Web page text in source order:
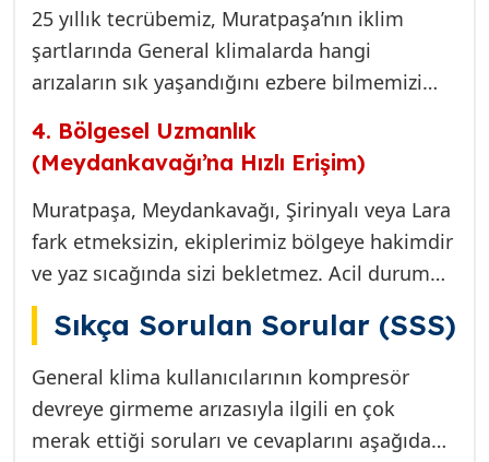
ve değiştirdiğimiz orijinal parçalara tam 1 yıl
garanti veriyoruz. Bu garanti, aynı arızanın
tekrarlaması durumunda cebinizden ek ücret
25 yıllık tecrübemiz, Muratpaşa’nın iklim
şartlarında General klimalarda hangi
arızaların sık yaşandığını ezbere bilmemizi
deneme yanılma yöntemleri yerine,
kompresörün neden devreye girmediğini
hızlıca teşhis ederiz. Bu, sizin için zaman ve
enerji tasarrufu demektir.
4. Bölgesel Uzmanlık
(Meydankavağı’na Hızlı Erişim)
Muratpaşa, Meydankavağı, Şirinyalı veya Lara
fark etmeksizin, ekiplerimiz bölgeye hakimdir
ve yaz sıcağında sizi bekletmez. Acil durum
çağrılarına en kısa sürede yanıt vererek
konforunuzu en hızlı şekilde geri
kazandırmayı hedefleriz.
Sıkça Sorulan Sorular (SSS)
General klima kullanıcılarının kompresör
devreye girmeme arızasıyla ilgili en çok
merak ettiği soruları ve cevaplarını aşağıda